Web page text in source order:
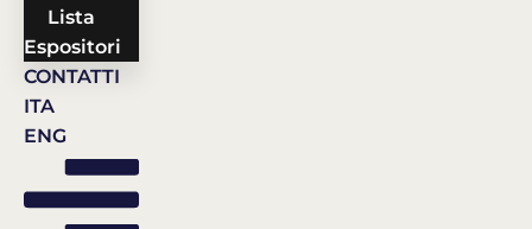
Lista
Espositori
CONTATTI
ITA
ENG